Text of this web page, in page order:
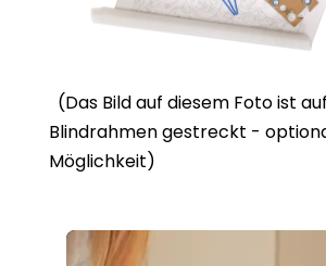
(Das Bild auf diesem Foto ist
Blindrahmen gestreckt -
Möglichkeit)